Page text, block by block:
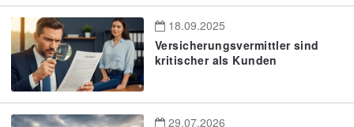
18.09.2025
Versicherungsvermittler sind
kritischer als Kunden
29.07.2026